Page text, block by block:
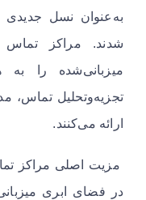
به‌عنوان نسل جدیدی
میزبانی‌شده را به
ارائه می‌کنند.
مزیت اصلی مراکز
در فضای ابری